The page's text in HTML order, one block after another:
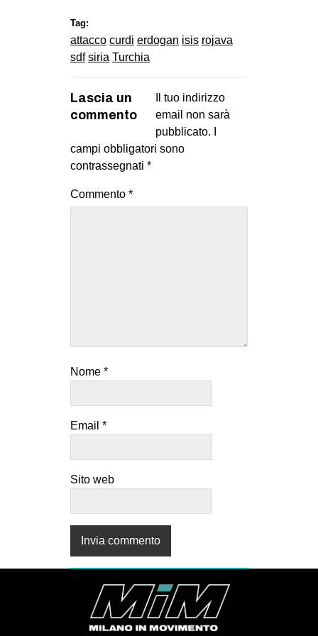
Tag:
attacco curdi erdogan isis rojava
sdf siria Turchia
Lascia un
commento
Il tuo indirizzo
email non sarà
pubblicato.
campi obbligatori sono
contrassegnati *
Commento *
Nome *
Email *
Sito web